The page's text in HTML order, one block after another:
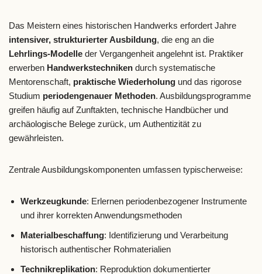
Das Meistern eines historischen Handwerks erfordert Jahre
intensiver, strukturierter Ausbildung, die eng an die
Lehrlings-Modelle der Vergangenheit angelehnt ist. Praktiker
erwerben Handwerkstechniken durch systematische
Mentorenschaft, praktische Wiederholung und das rigorose
Studium periodengenauer Methoden. Ausbildungsprogramme
greifen häufig auf Zunftakten, technische Handbücher und
archäologische Belege zurück, um Authentizität zu
gewährleisten.
Zentrale Ausbildungskomponenten umfassen typischerweise:
Werkzeugkunde: Erlernen periodenbezogener Instrumente
und ihrer korrekten Anwendungsmethoden
Materialbeschaffung: Identifizierung und Verarbeitung
historisch authentischer Rohmaterialien
Technikreplikation: Reproduktion dokumentierter